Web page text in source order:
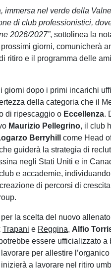
immersa nel verde della
di club professionistici,
2026/2027”, sottolinea la
giorni, comunicherà
ritiro e il programma delle
giorni dopo i primi incarichi
della categoria che il
di ripescaggio o Eccellenza.
Maurizio Pellegrino, il club
Berryhill
come Head
guiderà la strategia di
negli Stati Uniti e in
e accademie,
di percorsi di crescita
per la scelta del nuovo
Trapani e Reggina, Alfio
essere ufficializzato a
per allestire l’organico
a lavorare nel ritiro